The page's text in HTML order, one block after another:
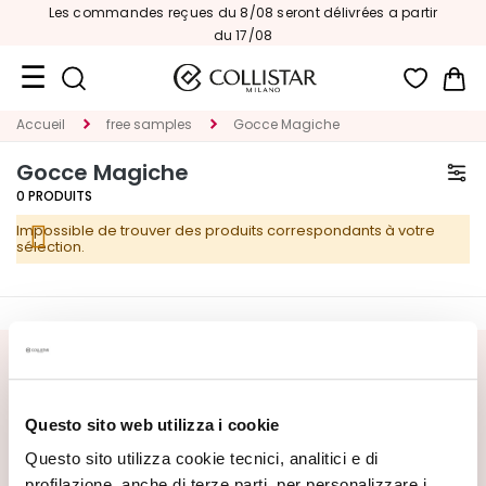
Questo sito web utilizza i cookie
Questo sito utilizza cookie tecnici, analitici e di
Les commandes reçues du 8/08 seront délivrées a partir
du 17/08
Format
Nouveautés
VISAGE
G
R
Accueil free samples Gocce Magiche
Gocce Magiche
0 PRODUITS
Impossible de trouver des produits correspondants à votre
sélection.
INSCRIVEZ-VOUS À LA NEWSLETTER
attendent ! Recevez aussi votre offre de bienvenue :
de réductionsur votre première commande.